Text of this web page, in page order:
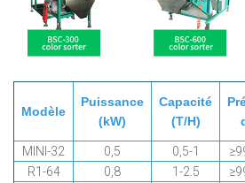
Modèle
Puissance
(kW)
Capacité
(T/H)
MINI-32
0,5 0,5-1
R1-64
0,8 1-2.5